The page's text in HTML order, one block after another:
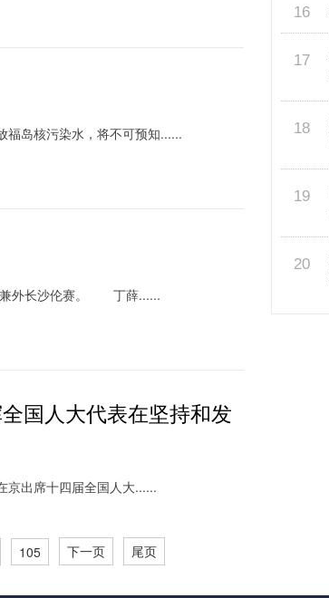
岛核污染水，将不可预知......
兼外长沙伦赛。 丁薛......
国人大代表在坚持和发
出席十四届全国人大......
105 下一页 尾页